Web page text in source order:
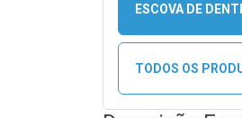
ESCOVA DE
TODOS OS